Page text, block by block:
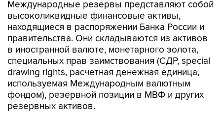
Международные резервы представляют собой
высоколиквидные финансовые активы,
находящиеся в распоряжении Банка России и
правительства. Они складываются из активов
в иностранной валюте, монетарного золота,
специальных прав заимствования (СДР, special
drawing rights, расчетная денежная единица,
используемая Международным валютным
фондом), резервной позиции в МВФ и других
резервных активов.